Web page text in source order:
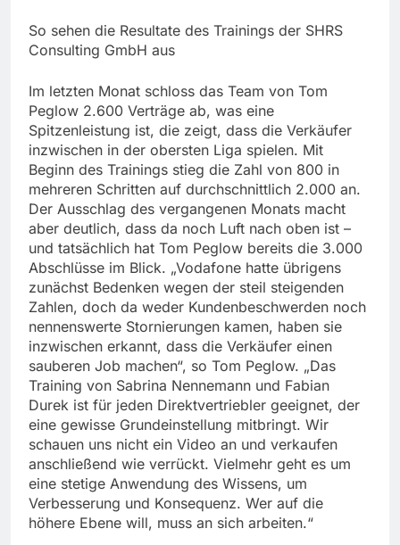
So sehen die Resultate des Trainings der SHRS
Consulting GmbH aus
Im letzten Monat schloss das Team von Tom
Peglow 2.600 Verträge ab, was eine
Spitzenleistung ist, die zeigt, dass die Verkäufer
inzwischen in der obersten Liga spielen. Mit
Beginn des Trainings stieg die Zahl von 800 in
mehreren Schritten auf durchschnittlich 2.000 an.
Der Ausschlag des vergangenen Monats macht
aber deutlich, dass da noch Luft nach oben ist –
und tatsächlich hat Tom Peglow bereits die 3.000
Abschlüsse im Blick. „Vodafone hatte übrigens
zunächst Bedenken wegen der steil steigenden
Zahlen, doch da weder Kundenbeschwerden noch
nennenswerte Stornierungen kamen, haben sie
inzwischen erkannt, dass die Verkäufer einen
sauberen Job machen“, so Tom Peglow. „Das
Training von Sabrina Nennemann und Fabian
Durek ist für jeden Direktvertriebler geeignet, der
eine gewisse Grundeinstellung mitbringt. Wir
schauen uns nicht ein Video an und verkaufen
anschließend wie verrückt. Vielmehr geht es um
eine stetige Anwendung des Wissens, um
Verbesserung und Konsequenz. Wer auf die
höhere Ebene will, muss an sich arbeiten.“